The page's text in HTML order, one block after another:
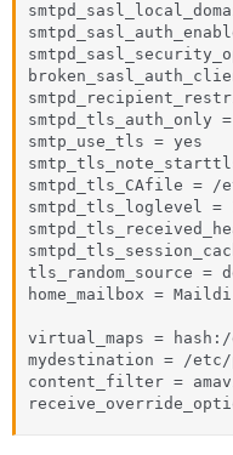
smtpd_tls_auth_only
smtp_use_tls = yes
smtpd_tls_CAfile =
smtpd_tls_loglevel =
tls_random_source =
home_mailbox =
virtual_maps =
mydestination = /
content_filter =